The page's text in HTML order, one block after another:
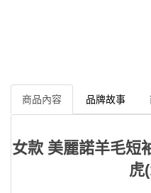
商品內容 品牌故事
女款 美麗諾羊毛短
虎